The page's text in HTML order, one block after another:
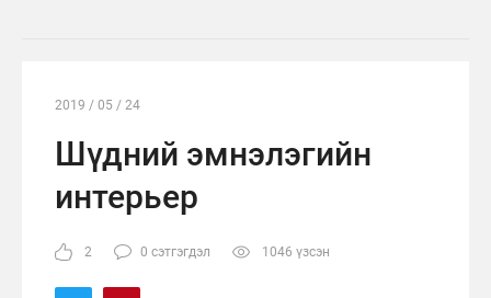
2019 / 05 / 24
Шүдний эмнэлэгийн
интерьер
2 0 сэтгэгдэл 1046 үзсэн